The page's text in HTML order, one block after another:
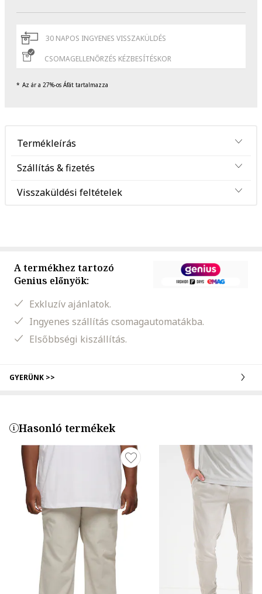
30 NAPOS INGYENES VISSZAKÜLDÉS
CSOMAGELLENŐRZÉS KÉZBESÍTÉSKOR
Az ár a 27%-os Áfát tartalmazza
Termékleírás
Szállítás & fizetés
Visszaküldési feltételek
A termékhez tartozó
Genius előnyök:
Exkluzív ajánlatok.
Ingyenes szállítás csomagautomatákba.
Elsőbbségi kiszállítás.
GYERÜNK >>
Hasonló termékek